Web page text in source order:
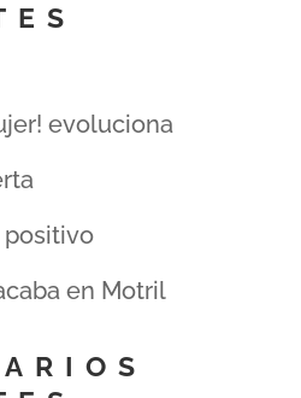
evoluciona
positivo
en Motril